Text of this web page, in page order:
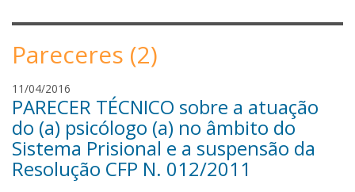
Pareceres (2)
11/04/2016
v
a
n
O
l
PARECER TÉCNICO sobre a atuação
do (a) psicólogo (a) no âmbito do
Sistema Prisional e a suspensão da
Resolução CFP N. 012/2011